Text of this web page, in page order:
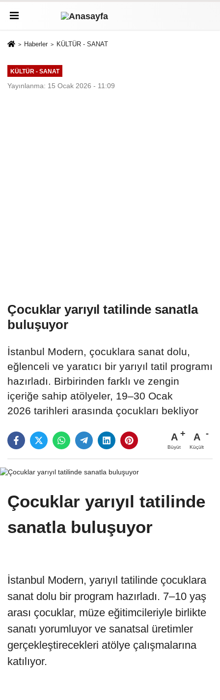
Haberler KÜLTÜR - SANAT
KÜLTÜR - SANAT
Yayınlanma: 15 Ocak 2026 - 11:09
Çocuklar yarıyıl tatilinde sanatla
buluşuyor
İstanbul Modern, çocuklara sanat dolu,
eğlenceli ve yaratıcı bir yarıyıl tatil programı
hazırladı. Birbirinden farklı ve zengin
içeriğe sahip atölyeler, 19–30 Ocak
2026 tarihleri arasında çocukları bekliyor
A
Büyüt
A
Küçült
Çocuklar yarıyıl tatilinde
sanatla buluşuyor
İstanbul Modern, yarıyıl tatilinde çocuklara
sanat dolu bir program hazırladı. 7–10 yaş
arası çocuklar, müze eğitimcileriyle birlikte
sanatı yorumluyor ve sanatsal üretimler
gerçekleştirecekleri atölye çalışmalarına
katılıyor.